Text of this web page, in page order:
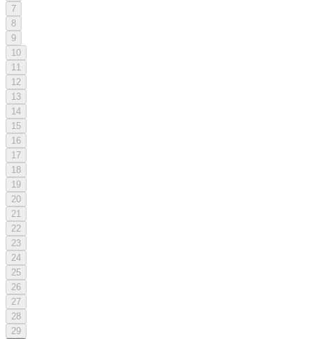
7
8
9
10
11
12
13
14
15
16
17
18
19
20
21
22
23
24
25
26
27
28
29